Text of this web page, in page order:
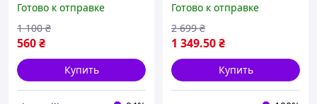
армейская хаки с
шевроном теплая флиска
олива
Готово к отправке
560₴
1 100 ₴
Купить
капюшоном, теплая
военная флиска олива
Готово к отправке
1 349.50₴
2 699 ₴
Купить